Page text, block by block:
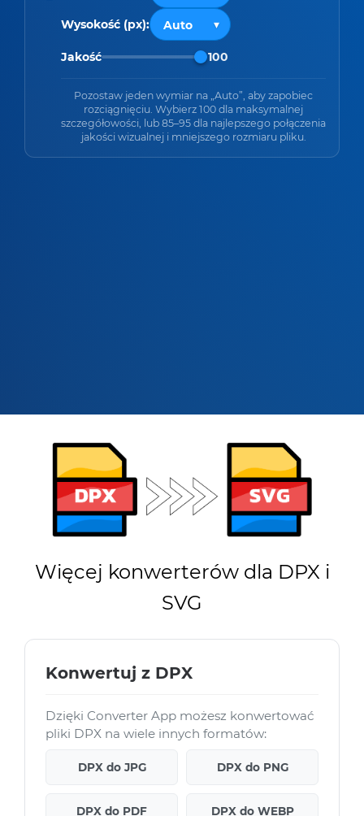
Wysokość (px):
Jakość 100
Pozostaw jeden wymiar na „Auto”, aby zapobiec
rozciągnięciu. Wybierz 100 dla maksymalnej
szczegółowości, lub 85–95 dla najlepszego połączenia
jakości wizualnej i mniejszego rozmiaru pliku.
Więcej konwerterów dla DPX i
SVG
Konwertuj z DPX
Dzięki Converter App możesz konwertować
pliki DPX na wiele innych formatów:
DPX do JPG DPX do PNG
DPX do PDF DPX do WEBP